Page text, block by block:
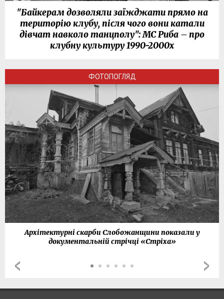
"Байкерам дозволяли заїжджати прямо на
територію клубу, після чого вони катали
дівчат навколо танцполу": МС Риба – про
клубну культуру 1990-2000х
ФОТОПОГЛЯД
Архітектурні скарби Слобожанщини показали у
документальній стрічці «Стріха»